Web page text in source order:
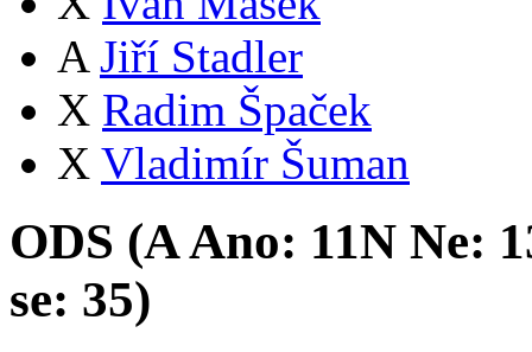
A Jiří Stadler
X Radim Špaček
X Vladimír Šuman
ODS (AAno: 11N Ne:
se: 35)